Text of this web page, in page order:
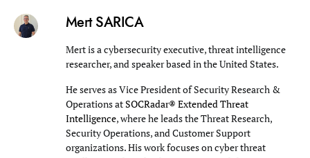
Mert SARICA
Mert is a cybersecurity executive, threat intelligence
researcher, and speaker based in the United States.
He serves as Vice President of Security Research &
Operations atSOCRadar® Extended Threat
Intelligence, where he leads the Threat Research,
Security Operations, and Customer Support
organizations. His work focuses on cyber threat